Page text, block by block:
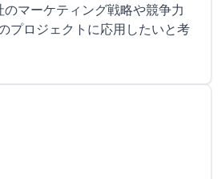
マーケティング戦略や競争力
プロジェクトに応用したいと考